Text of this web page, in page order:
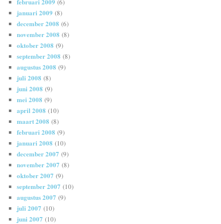
(6)
januari 2009 (8)
december 2008 (6)
november 2008 (8)
oktober 2008 (9)
september 2008 (8)
augustus 2008 (9)
juli 2008 (8)
juni 2008 (9)
mei 2008 (9)
april 2008 (10)
maart 2008 (8)
februari 2008 (9)
januari 2008 (10)
december 2007 (9)
november 2007 (8)
oktober 2007 (9)
september 2007 (10)
augustus 2007 (9)
juli 2007 (10)
juni 2007 (10)